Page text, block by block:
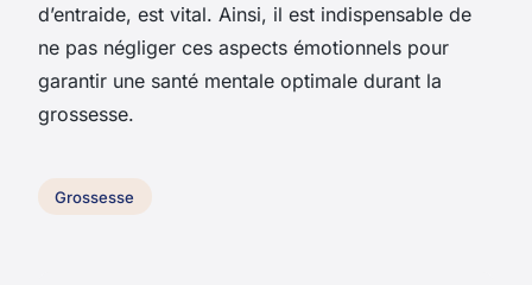
d’entraide, est vital. Ainsi, il est indispensable de
ne pas négliger ces aspects émotionnels pour
garantir une santé mentale optimale durant la
grossesse.
Grossesse